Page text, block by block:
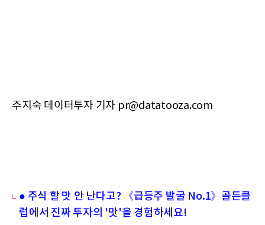
주지숙 데이터투자 기자 pr@datatooza.com
● 주식 할 맛 안 난다고? 《급등주 발굴 No.1》골든클
럽에서 진짜 투자의 '맛'을 경험하세요!